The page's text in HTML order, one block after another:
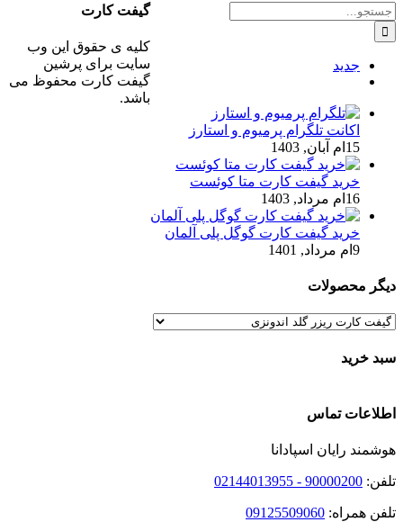
جستجو
برای:
جدید
اکانت تلگرام پرمیوم و استارز
15ام آبان, 1403
خرید گیفت کارت متا کوئست
16ام مرداد, 1403
خرید گیفت کارت گوگل پلی آلمان
9ام مرداد, 1401
دیگر محصولات
سبد خرید
گیفت کارت
کلیه ی حقوق این وب
سایت برای پرشین
گیفت کارت محفوظ می
باشد.
اطلاعات تماس
هوشمند رایان اسپادانا
تلفن: 90000200 - 02144013955
تلفن همراه: 09125509060